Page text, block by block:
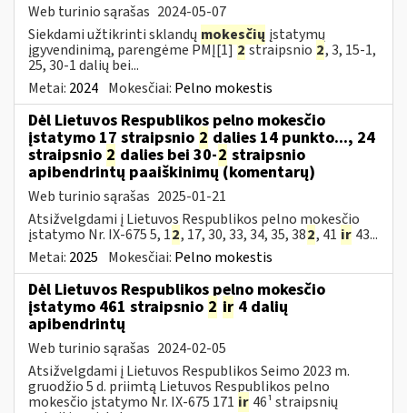
Web turinio sąrašas 2024-05-07
Siekdami užtikrinti sklandų mokesčių įstatymų
įgyvendinimą, parengėme PMĮ[1]2straipsnio 2, 3, 15-1,
25, 30-1 dalių bei...
Metai: 2024 Mokesčiai: Pelno mokestis
Dėl Lietuvos Respublikos pelno mokesčio
įstatymo 17 straipsnio 2 dalies 14 punkto..., 24
straipsnio 2 dalies bei 30-2 straipsnio
apibendrintų paaiškinimų (komentarų)
Web turinio sąrašas 2025-01-21
Atsižvelgdami į Lietuvos Respublikos pelno mokesčio
įstatymo Nr. IX-675 5, 12, 17, 30, 33, 34, 35, 382, 41 ir 43...
Metai: 2025 Mokesčiai: Pelno mokestis
Dėl Lietuvos Respublikos pelno mokesčio
įstatymo 461 straipsnio 2 ir 4 dalių
apibendrintų
Web turinio sąrašas 2024-02-05
Atsižvelgdami į Lietuvos Respublikos Seimo 2023 m.
gruodžio 5 d. priimtą Lietuvos Respublikos pelno
mokesčio įstatymo Nr. IX-675 171 ir 46¹ straipsnių